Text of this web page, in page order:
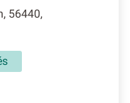
56440,